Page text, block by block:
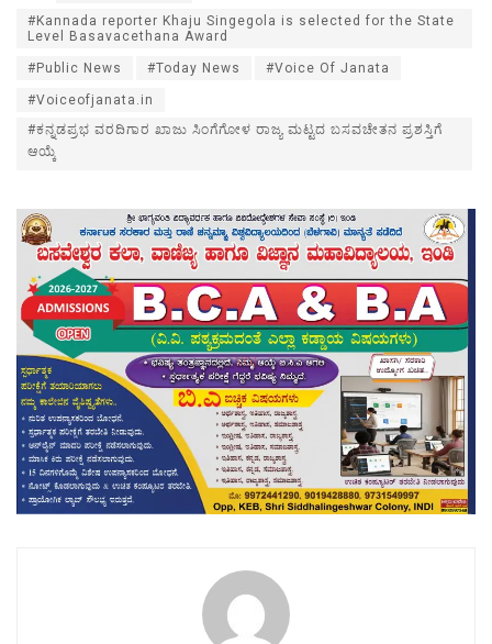
#Kannada reporter Khaju Singegola is selected for the State
Level Basavacethana Award
#Public News #Today News #Voice Of Janata
#Voiceofjanata.in
#ಕನ್ನಡಪ್ರಭ ವರದಿಗಾರ ಖಾಜು ಸಿಂಗೆಗೋಳ ರಾಜ್ಯ ಮಟ್ಟದ ಬಸವಚೇತನ ಪ್ರಶಸ್ತಿಗೆ
ಆಯ್ಕೆ